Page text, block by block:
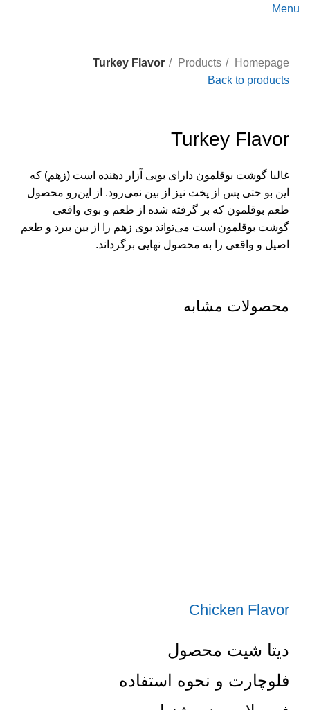
Menu
Homepage
Products
Turkey Flavor
Back to products
Turkey Flavor
غالبا گوشت بوقلمون دارای بویی آزار دهنده است (زهم) که
این بو حتی پس از پخت نیز از بین نمی‌رود. از این‌رو محصول
طعم بوقلمون که بر گرفته شده از طعم و بوی واقعی
گوشت بوقلمون است می‌تواند بوی زهم را از بین ببرد و طعم
اصیل و واقعی را به محصول نهایی برگرداند.
محصولات مشابه
Chicken Flavor
دیتا شیت محصول
فلوچارت و نحوه استفاده